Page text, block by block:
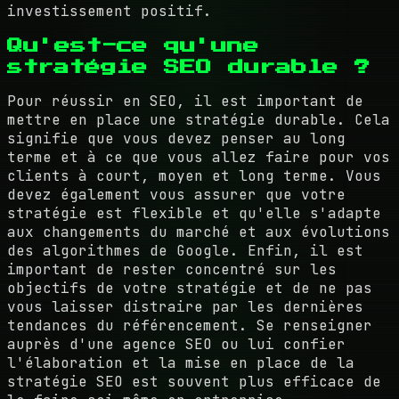
investissement positif.
Qu'est-ce qu'une
stratégie SEO durable ?
Pour réussir en SEO, il est important de
mettre en place une stratégie durable. Cela
signifie que vous devez penser au long
terme et à ce que vous allez faire pour vos
clients à court, moyen et long terme. Vous
devez également vous assurer que votre
stratégie est flexible et qu'elle s'adapte
aux changements du marché et aux évolutions
des algorithmes de Google. Enfin, il est
important de rester concentré sur les
objectifs de votre stratégie et de ne pas
vous laisser distraire par les dernières
tendances du référencement. Se renseigner
auprès d'une agence SEO ou lui confier
l'élaboration et la mise en place de la
stratégie SEO est souvent plus efficace de